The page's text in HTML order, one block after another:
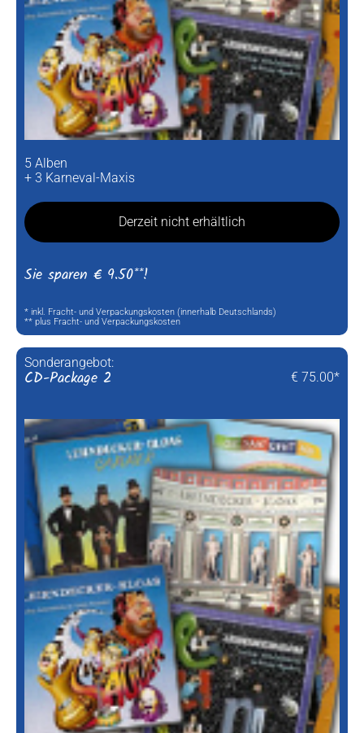
5 Alben
+ 3 Karneval-Maxis
Derzeit nicht erhältlich
Sie sparen € 9.50**!
* inkl. Fracht- und Verpackungskosten (innerhalb Deutschlands)
** plus Fracht- und Verpackungskosten
Sonderangebot:
CD-Package 2 € 75.00*